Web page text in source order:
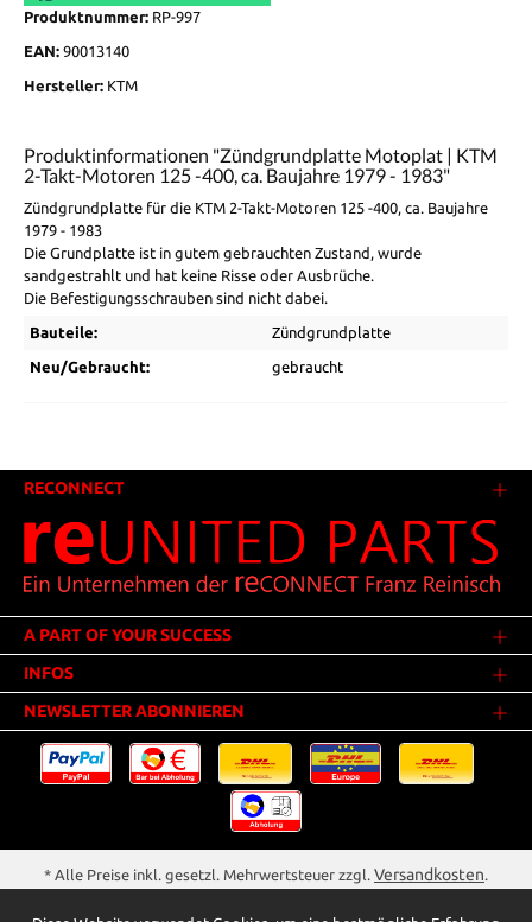
Produktnummer: RP-997
EAN: 90013140
Hersteller: KTM
Produktinformationen "Zündgrundplatte Motoplat | KTM
2-Takt-Motoren 125 -400, ca. Baujahre 1979 - 1983"
Zündgrundplatte für die KTM 2-Takt-Motoren 125 -400, ca. Baujahre
1979 - 1983
Die Grundplatte ist in gutem gebrauchten Zustand, wurde
sandgestrahlt und hat keine Risse oder Ausbrüche.
Die Befestigungsschrauben sind nicht dabei.
Bauteile: Zündgrundplatte
Neu/Gebraucht: gebraucht
RECONNECT
A PART OF YOUR SUCCESS
INFOS
NEWSLETTER ABONNIEREN
* Alle Preise inkl. gesetzl. Mehrwertsteuer zzgl. Versandkosten.